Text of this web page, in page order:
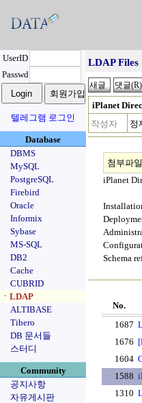
UserID
Passwd
텔레그램 로그인
Database
DBMS
MySQL
PostgreSQL
Firebird
Oracle
Informix
Sybase
MS-SQL
DB2
Cache
CUBRID
ㆍLDAP
ALTIBASE
Tibero
DB 문서들
스터디
Community
공지사항
자유게시판
LDAP Files
iPlanet
작성자
정
첨부파
iPlanet
Schema
No.
1687
1676
1604
1588
1310